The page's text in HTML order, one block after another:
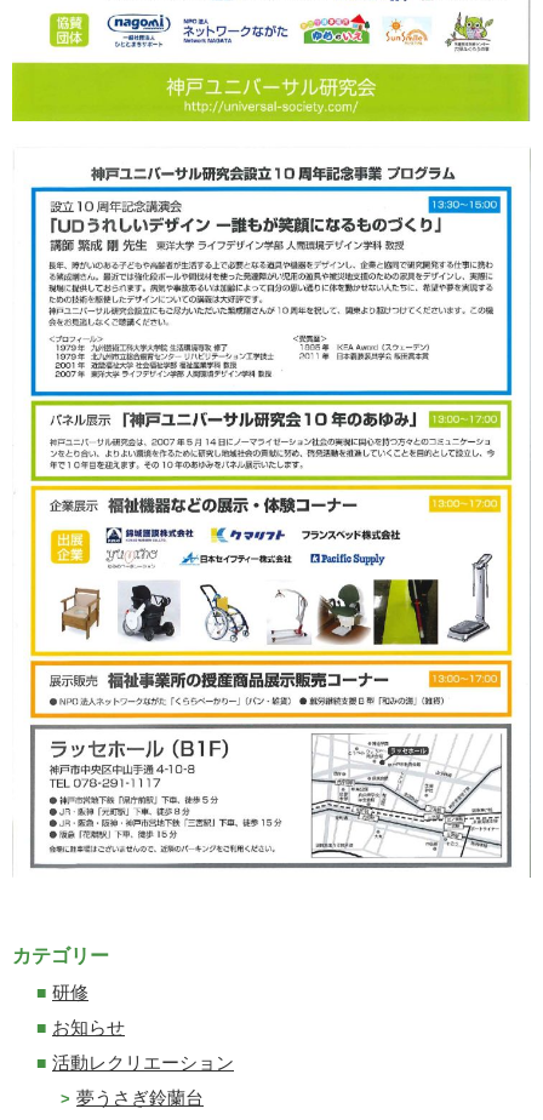
カテゴリー
研修
お知らせ
活動レクリエーション
夢うさぎ鈴蘭台